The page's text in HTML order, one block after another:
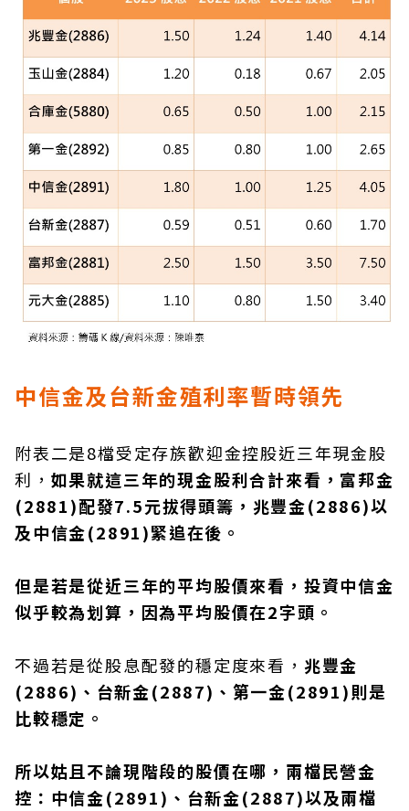
中信金及台新金殖利率暫時領先
附表二是8檔受定存族歡迎金控股近三年現金股
利， 如果就這三年的現金股利合計來看，富邦金
(2881)配發7.5元拔得頭籌，兆豐金(2886)以
及中信金(2891)緊追在後。
但是若是從近三年的平均股價來看，投資中信金
似乎較為划算，因為平均股價在2字頭。
不過若是從股息配發的穩定度來看， 兆豐金
(2886)、台新金(2887)、第一金(2891)則是
比較穩定。
所以姑且不論現階段的股價在哪，兩檔民營金
控：中信金(2891)、台新金(2887)以及兩檔